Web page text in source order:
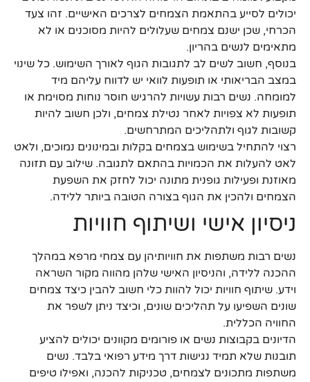
יכולים לסייע בהתאמת הצמחים לצרכים האישיים. זהו צעד
הכרחי, שכן ישנם צמחים שעלולים להיות מסוכנים או לא
מתאימים לנשים בהריון.
בנוסף, חשוב לשים לב לתגובות הגוף לאורך השימוש. כל שינוי
במצב הבריאותי או תופעות לוואי יש לדווח עליהם מיד
למומחה. נשים רבות עשויות להרגיש חוסר נוחות מסוימת או
תופעות לא צפויות לאחר נטילת צמחים, ולכן חשוב להיות
קשובות לגוף ולתהליכים המתרחשים.
רצוי להתחיל בשימוש בצמחים בקלות ובמינונים נמוכים, ולאט
לאט להעלות את הכמויות בהתאם לתגובה. שילוב עם תזונה
מאוזנת ופעילות גופנית מתונה יכול לחזק את השפעת
הצמחים ולהכין את הגוף בצורה הטובה ביותר ללידה.
ניסיון אישי ושיתוף חוויות
נשים רבות משתפות את חוויותיהן עם צמחי מרפא במהלך
ההכנה ללידה, והניסיון האישי שלהן מהווה מקור השראה
וידע. שיתוף חוויות יכול להוות כלי חשוב להבין כיצד צמחים
שונים השפיעו על תהליכים שונים, וכיצד ניתן לשפר את
החוויה הכללית.
הדיונים בקבוצות נשים או פורומים מקוונים יכולים להציע
תובנות שלא תמיד נגישות דרך מידע רפואי בלבד. נשים
משתפות מתכונים לצמחים, טכניקות להכנה, ואפילו טיפים